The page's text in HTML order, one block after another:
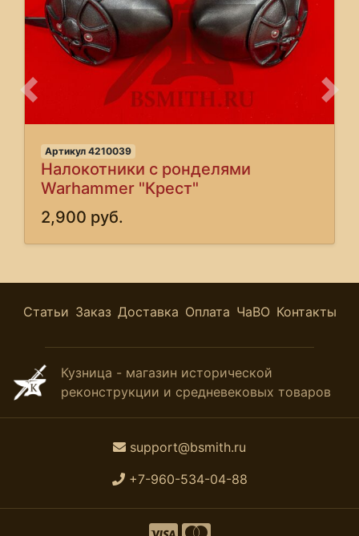
Артикул 4210039
Налокотники с ронделями
Warhammer "Крест"
2,900 руб.
Предыдущее
Статьи Заказ Доставка Оплата ЧаВО Контакты
Кузница - магазин исторической
реконструкции и средневековых товаров
support@bsmith.ru
+7-960-534-04-88